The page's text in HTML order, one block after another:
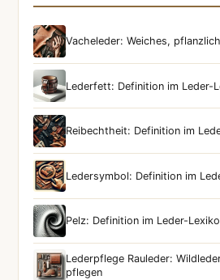
Vacheleder: Weiches,
Lederfett: Definition im Leder-
Reibechtheit: Definition im
Ledersymbol: Definition im
Pelz: Definition im Leder-
Lederpflege Rauleder:
pflegen